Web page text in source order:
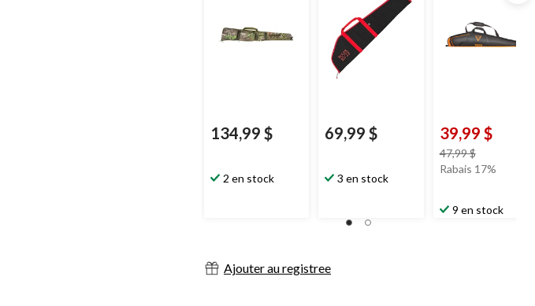
134,99 $
2 en stock
69,99 $
3 en stock
39,99 $
47,99 $prix
était
Rabais 17%
9 en stock
Ajouter au registree